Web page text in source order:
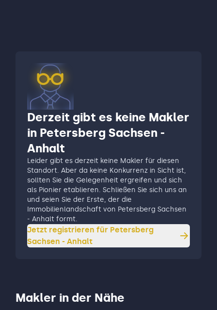
Derzeit gibt es keine Makler
in Petersberg Sachsen -
Anhalt
Leider gibt es derzeit keine Makler für diesen
Standort. Aber da keine Konkurrenz in Sicht ist,
sollten Sie die Gelegenheit ergreifen und sich
als Pionier etablieren. Schließen Sie sich uns an
und seien Sie der Erste, der die
Immobilienlandschaft von Petersberg Sachsen
- Anhalt formt.
Jetzt registrieren für Petersberg
Sachsen - Anhalt
Makler in der Nähe